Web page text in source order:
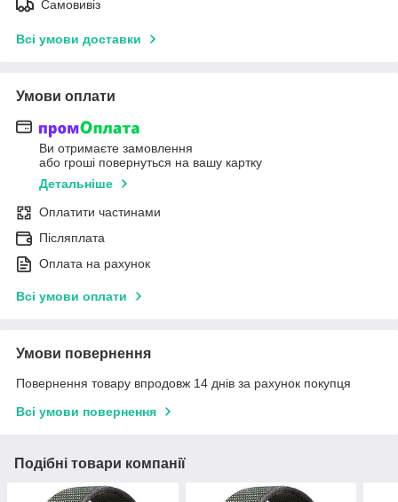
Самовивіз
Всі умови доставки
Умови оплати
Ви отримаєте замовлення
або гроші повернуться на вашу картку
Детальніше
Оплатити частинами
Післяплата
Оплата на рахунок
Всі умови оплати
Умови повернення
Повернення товару впродовж 14 днів за рахунок покупця
Всі умови повернення
Подібні товари компанії